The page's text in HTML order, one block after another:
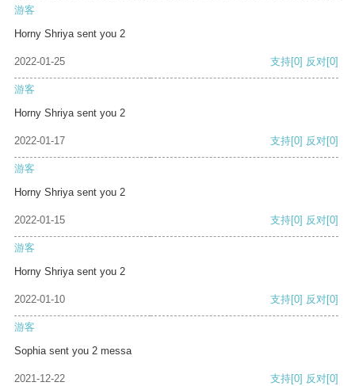
游客
Horny Shriya sent you 2
2022-01-25 支持[0] 反对[0]
游客
Horny Shriya sent you 2
2022-01-17 支持[0] 反对[0]
游客
Horny Shriya sent you 2
2022-01-15 支持[0] 反对[0]
游客
Horny Shriya sent you 2
2022-01-10 支持[0] 反对[0]
游客
Sophia sent you 2 messa
2021-12-22 支持[0] 反对[0]